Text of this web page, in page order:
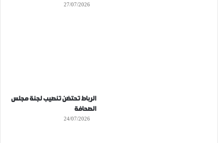
27/07/2026
الرباط تحتضن تنصيب لجنة مجلس
الصحافة
24/07/2026